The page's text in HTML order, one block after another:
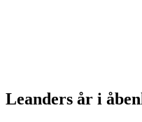
Leanders år i